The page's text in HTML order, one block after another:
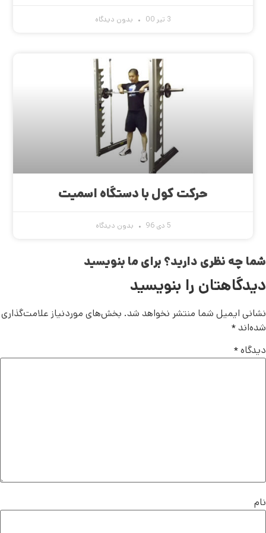
3 تیر 00 بدون دیدگاه
حرکت کول با دستگاه اسمیت
5 دی 96 بدون دیدگاه
شما چه نظری دارید؟ برای ما بنویسید
دیدگاهتان را بنویسید
نشانی ایمیل شما منتشر نخواهد شد. بخش‌های موردنیاز علامت‌گذاری
شده‌اند*
دیدگاه*
نام